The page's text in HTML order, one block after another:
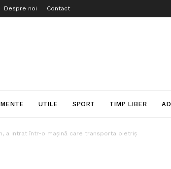
Despre noi Contact
UTILE SPORT TIMP LIBER
a intrat într-o mașină care transporta pietriș